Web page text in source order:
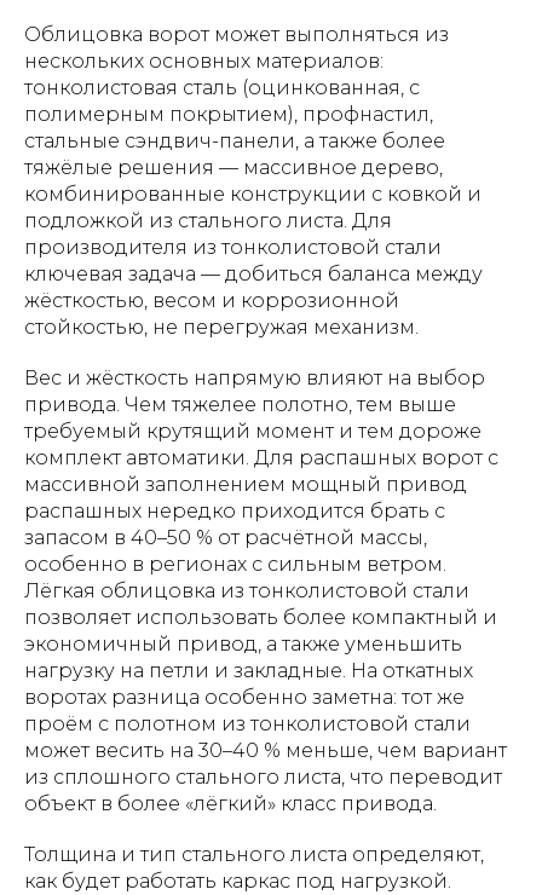
Облицовка ворот может выполняться из
нескольких основных материалов:
тонколистовая сталь (оцинкованная, с
полимерным покрытием), профнастил,
стальные сэндвич-панели, а также более
тяжёлые решения — массивное дерево,
комбинированные конструкции с ковкой и
подложкой из стального листа. Для
производителя из тонколистовой стали
ключевая задача — добиться баланса между
жёсткостью, весом и коррозионной
стойкостью, не перегружая механизм.
Вес и жёсткость напрямую влияют на выбор
привода. Чем тяжелее полотно, тем выше
требуемый крутящий момент и тем дороже
комплект автоматики. Для распашных ворот с
массивной заполнением мощный привод
распашных нередко приходится брать с
запасом в 40–50 % от расчётной массы,
особенно в регионах с сильным ветром.
Лёгкая облицовка из тонколистовой стали
позволяет использовать более компактный и
экономичный привод, а также уменьшить
нагрузку на петли и закладные. На откатных
воротах разница особенно заметна: тот же
проём с полотном из тонколистовой стали
может весить на 30–40 % меньше, чем вариант
из сплошного стального листа, что переводит
объект в более «лёгкий» класс привода.
Толщина и тип стального листа определяют,
как будет работать каркас под нагрузкой.